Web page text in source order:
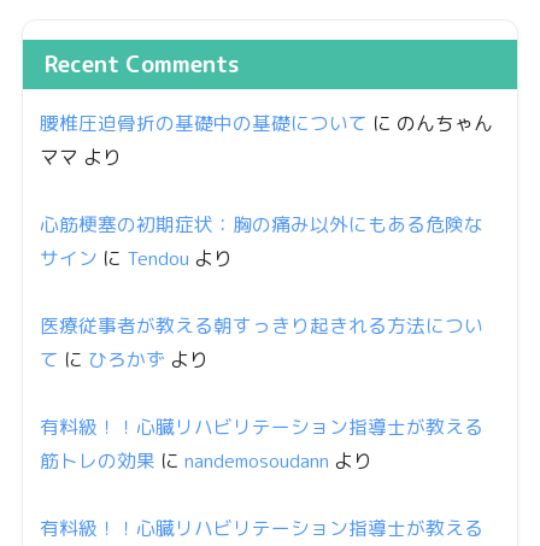
Recent Comments
腰椎圧迫骨折の基礎中の基礎について に のんちゃん
ママ より
心筋梗塞の初期症状：胸の痛み以外にもある危険な
サイン に Tendou より
医療従事者が教える朝すっきり起きれる方法につい
て に ひろかず より
有料級！！心臓リハビリテーション指導士が教える
筋トレの効果 に nandemosoudann より
有料級！！心臓リハビリテーション指導士が教える